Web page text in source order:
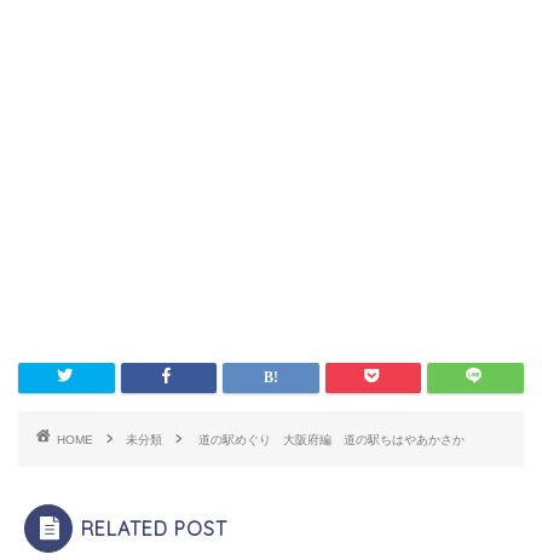
HOME 未分類 道の駅めぐり 大阪府編 道の駅ちはやあかさか
RELATED POST